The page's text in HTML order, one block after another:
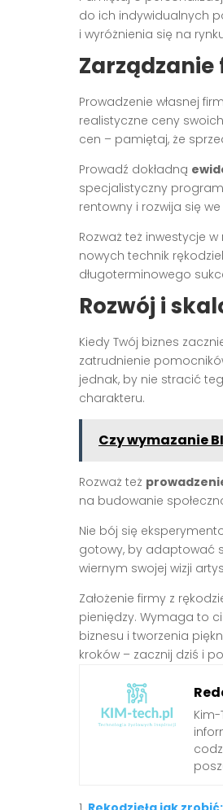
do ich indywidualnych
i wyróżnienia się na
Prowadzenie własnej
realistyczne ceny
cen – pamiętaj, że
Prowadź dokładną
specjalistyczny
rentowny i rozwija się
Rozważ też inwestycje
nowych technik
długoterminowego
Rozwój i
Kiedy Twój biznes
zatrudnienie
jednak, by nie stracić
charakteru.
Czy wymazanie
Rozważ też
na budowanie
Nie bój się
gotowy, by adaptować
wiernym swojej wizji
Założenie firmy z
pieniędzy. Wymaga to
biznesu i tworzenia
kroków – zacznij dziś i